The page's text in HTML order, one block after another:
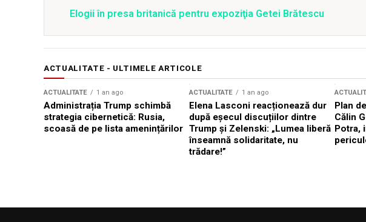
Elogii în presa britanică pentru expoziţia Getei Brătescu
ACTUALITATE - ULTIMELE ARTICOLE
ACTUALITATE 1 an ago
Administrația Trump schimbă
strategia cibernetică: Rusia,
scoasă de pe lista amenințărilor
ACTUALITATE 1 an ago
Elena Lasconi reacționează dur
după eșecul discuțiilor dintre
Trump și Zelenski: „Lumea liberă
înseamnă solidaritate, nu
trădare!”
Plan
Călin
Potra,